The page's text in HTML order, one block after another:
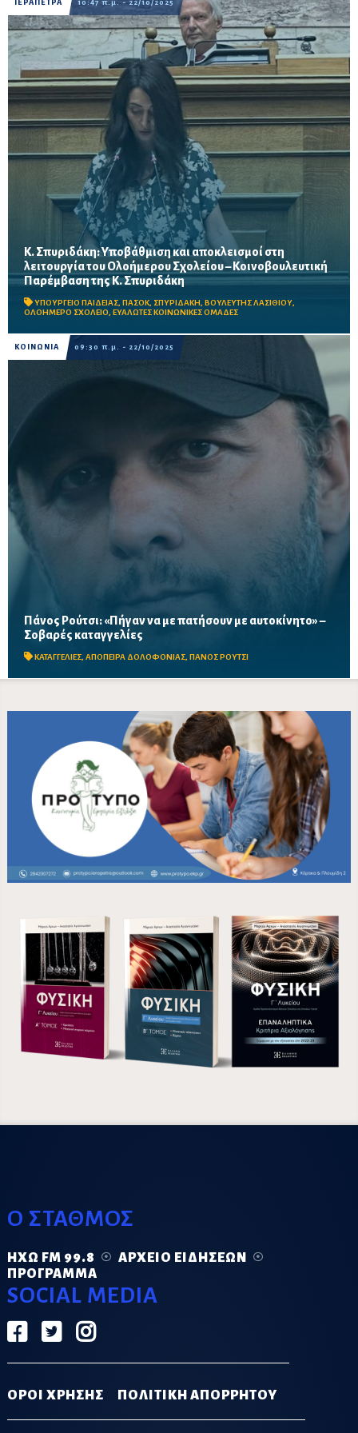
ΙΕΡΑΠΕΤΡΑ 10:47 π.μ. - 22/10/2025
Κ. Σπυριδάκη: Υποβάθμιση και αποκλεισμοί στη
λειτουργία του Ολοήμερου Σχολείου – Κοινοβουλευτική
Παρέμβαση της Κ. Σπυριδάκη
ΥΠΟΥΡΓΕΙΟ ΠΑΙΔΕΙΑΣ, ΠΑΣΟΚ, ΣΠΥΡΙΔΑΚΗ, ΒΟΥΛΕΥΤΗΣ ΛΑΣΙΘΙΟΥ,
ΟΛΟΗΜΕΡΟ ΣΧΟΛΕΙΟ, ΕΥΑΛΩΤΕΣ ΚΟΙΝΩΝΙΚΕΣ ΟΜΑΔΕΣ
Η Βουλευτής Λασιθίου του ΠΑΣΟΚ ζητάει από το Υπουργείο
Ολοήμερο Σχολείο, ιδιαίτερα στις αγροτικές και...
ΚΟΙΝΩΝΙΑ 09:30 π.μ. - 22/10/2025
Πάνος Ρούτσι: «Πήγαν να με πατήσουν με αυτοκίνητο» –
Σοβαρές καταγγελίες
ΚΑΤΑΓΓΕΛΙΕΣ, ΑΠΟΠΕΙΡΑ ΔΟΛΟΦΟΝΙΑΣ, ΠΑΝΟΣ ΡΟΥΤΣΙ
Το όχημα δεν έφερε πινακίδες και είχε φιμέ τζάμια
Ο ΣΤΑΘΜΟΣ
ΗΧΏ FM 99.8
ΑΡΧΕΊΟ ΕΙΔΉΣΕΩΝ
ΠΡΌΓΡΑΜΜΑ
SOCIAL MEDIA
ΟΡΟΙ ΧΡΗΣΗΣ ΠΟΛΙΤΙΚΗ ΑΠΟΡΡΗΤΟΥ